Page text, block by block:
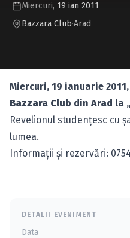
Miercuri, 19 ian 2011
Bazzara Club·Arad
Miercuri, 19 ianuarie 2011,
Bazzara Club dinArad la „
Revelionul studenţesc cu
lumea.
Informaţii şi rezervări:
DETALII EVENIMENT
Data